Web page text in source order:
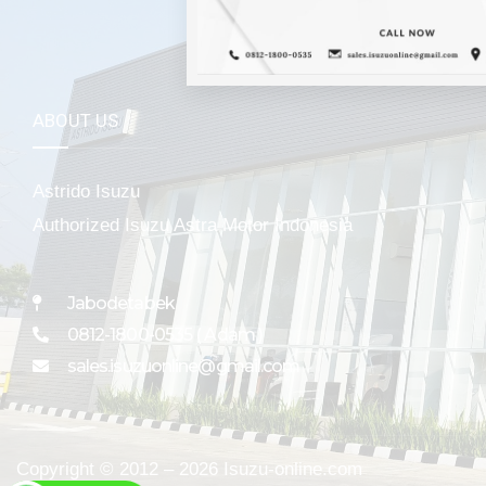
ABOUT US
Astrido Isuzu
Authorized Isuzu Astra Motor Indonesia
Jabodetabek
0812-1800-0535 ( Adam )
sales.isuzuonline@gmail.com
Copyright © 2012 – 2026 Isuzu-online.com